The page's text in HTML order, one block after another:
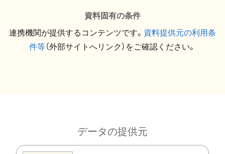
資料固有の条件
連携機関が提供するコンテンツです。 資料提供元の利用条
件等（外部サイトへリンク）をご確認ください。
データの提供元